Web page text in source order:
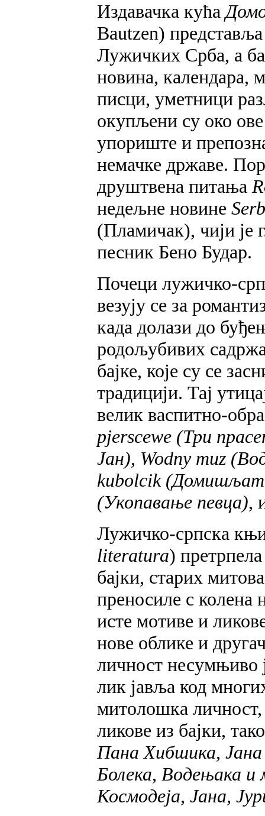
Издавачка кућа
Bautzen)
Лужичких Срба, а
новина, календара,
писци, уметници
окупљени су око
упориште и
немачке државе.
друштвена питања
недељне новине
(Пламичак), чији је
песник Бено Будар.
Почеци лужичко-
везују се за
када долази до
родољубивих
бајке, које су се
традицији. Тај
велик васпитно-
pjerscewe (Три
Јан), Wodny muz
kubolcik
(Укопавање певца),
Лужичко-српска
literatura)
бајки, старих
преносиле с колена
исте мотиве и
нове облике и
личност несумњиво
лик јавља код
митолошка
ликове из бајки,
Пана Хибшика,
Болека, Водењака и
Космодеја, Јана,